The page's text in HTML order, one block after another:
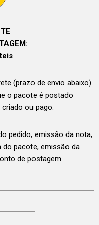
(prazo de envio abaixo)
o pacote é postado
ou pago.
pedido, emissão da nota,
pacote, emissão da
de postagem.